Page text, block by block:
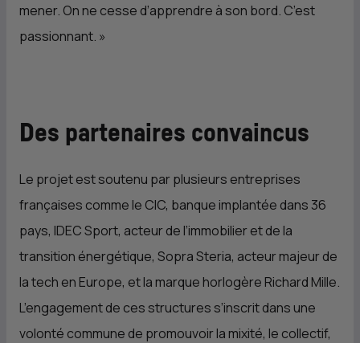
mener. On ne cesse d’apprendre à son bord. C’est
passionnant. »
Des partenaires convaincus
Le projet est soutenu par plusieurs entreprises
françaises comme le CIC, banque implantée dans 36
pays, IDEC Sport, acteur de l’immobilier et de la
transition énergétique, Sopra Steria, acteur majeur de
la tech en Europe, et la marque horlogère Richard Mille.
L’engagement de ces structures s’inscrit dans une
volonté commune de promouvoir la mixité, le collectif,